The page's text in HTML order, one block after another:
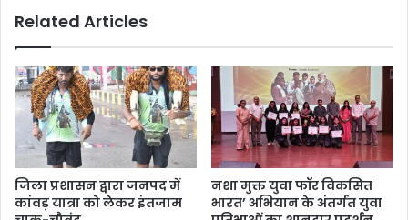
Related Articles
जिला प्रशासन द्वारा जनपद में
कांवड़ यात्रा को लेकर इंतजाम
नशा मुक्त युवा फॉर विकसित
भारत’ अभियान के अंतर्गत युवा